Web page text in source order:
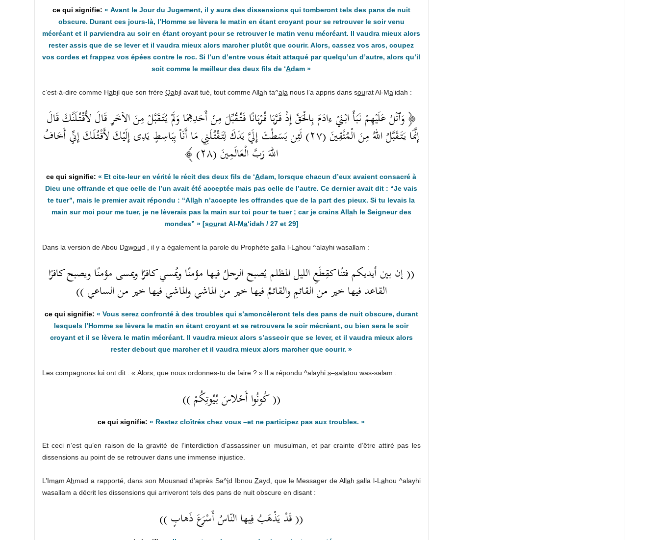
« Avant le Jour du Jugement, il y aura des dissensions qui tomberont tels des pans de nuit
obscure. Durant ces jours-là, l’Homme se lèvera le matin en étant croyant pour se retrouver le soir venu
mécréant et il parviendra au soir en étant croyant pour se retrouver le matin venu mécréant. Il vaudra mieux alors
rester assis que de se lever et il vaudra mieux alors marcher plutôt que courir. Alors, cassez vos arcs, coupez
vos cordes et frappez vos épées contre le roc. Si l’un d’entre vous était attaqué par quelqu’un d’autre, alors qu’il
soit comme le meilleur des deux fils de ‘Adam »
c’est-à-dire comme Habil que son frère Qabil avait tué, tout comme Allah ta^ala nous l’a appris dans sourat Al-Ma‘idah :
﴿ وَٱتْلُ عَلَيْهِمْ نَبَأَ ابْنَيْ ءادَمَ بِالْحَقِّ إِذْ قَرَّبَا قُرْبَانًا فَتُقُبِّلَ مِنْ أَحَدِهِمَا وَلَمْ يُتَقَبَّلْ مِنَ الآخَرِ قَالَ لأَقْتُلَنَّكَ قَالَ
إِنَّمَا يَتَقَبَّلُ اللهُ مِنَ الْمُتَّقِينَ (۲٧) لَئِن بَسَطْتَ إِلَيَّ يَدَكَ لِتَقْتُلَنِي مَا أَنَاْ بِبَاسِطٍ يَدِى إِلَيْكَ لأَقْتُلَكَ إِنِّي أَخَافُ
اللهَ رَبَّ الْعَالَمِينَ (۲٨) ﴾
« Et cite-leur en vérité le récit des deux fils de ‘Adam, lorsque chacun d’eux avaient consacré à
Dieu une offrande et que celle de l’un avait été acceptée mais pas celle de l’autre. Ce dernier avait dit : “Je vais
te tuer”, mais le premier avait répondu : “Allah n’accepte les offrandes que de la part des pieux. Si tu levais la
main sur moi pour me tuer, je ne lèverais pas la main sur toi pour te tuer ; car je crains Allah le Seigneur des
mondes” » [sourat Al-Ma‘idah / 27 et 29]
Dans la version de Abou Dawoud , il y a également la parole du Prophète salla l-L ahou ^alayhi wasallam :
(( إن بين أيديكم فتنًا كقِطَعِ الليل المظلم يُصبح الرجلُ فيها مؤمنًا ويُمسي كافرًا ويمسى مؤمنًا ويصبح كافرًا
القاعد فيها خير من القائمِ والقائمُ فيها خير من الماشي والماشي فيها خير من الساعي ))
« Vous serez confronté à des troubles qui s’amoncèleront tels des pans de nuit obscure, durant
lesquels l’Homme se lèvera le matin en étant croyant et se retrouvera le soir mécréant, ou bien sera le soir
croyant et il se lèvera le matin mécréant. Il vaudra mieux alors s’asseoir que se lever, et il vaudra mieux alors
rester debout que marcher et il vaudra mieux alors marcher que courir. »
Les compagnons lui ont dit : « Alors, que nous ordonnes-tu de faire ? » Il a répondu ^alayhi s–salatou was-salam :
(( كُونُوا أَحْلاسَ بُيُوتِكُمْ ))
« Restez cloîtrés chez vous –et ne participez pas aux troubles. »
Et ceci n’est qu’en raison de la gravité de l’interdiction d’assassiner un musulman, et par crainte d’être attiré pas les
dissensions au point de se retrouver dans une immense injustice.
L’Imam Ahmad a rapporté, dans son Mousnad d’après Sa^id IbnouZayd, que le Messager de Allahsalla l-L ahou ^alayhi
wasallam a décrit les dissensions qui arriveront tels des pans de nuit obscure en disant :
(( قَدْ يَذْهَبُ فِيها النّاسُ أَسْرَعَ ذَهابٍ ))